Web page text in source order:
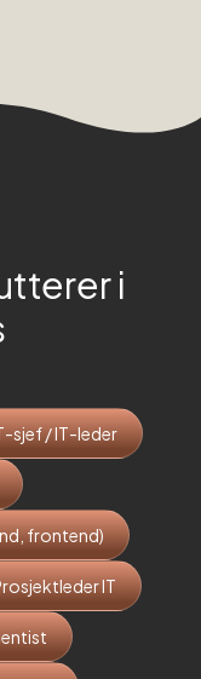
i
sjef / IT-leder
frontend)
IT